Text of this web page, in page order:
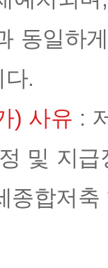
동일하
.
) 사유 :
및 지
종합저